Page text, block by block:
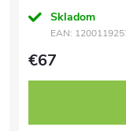
Skladom
EAN:
€67